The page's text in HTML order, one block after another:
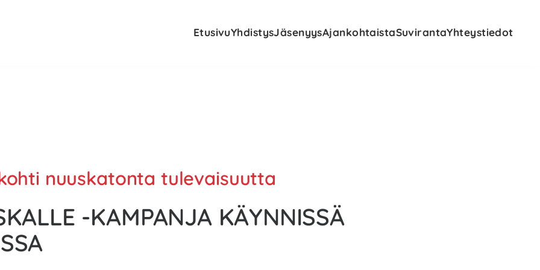
EtusivuYhdistysJäsenyysAjankohtaistaSuvirantaYhteystiedot
nuuskatonta tulevaisuutta
-KAMPANJA KÄYNNISSÄ